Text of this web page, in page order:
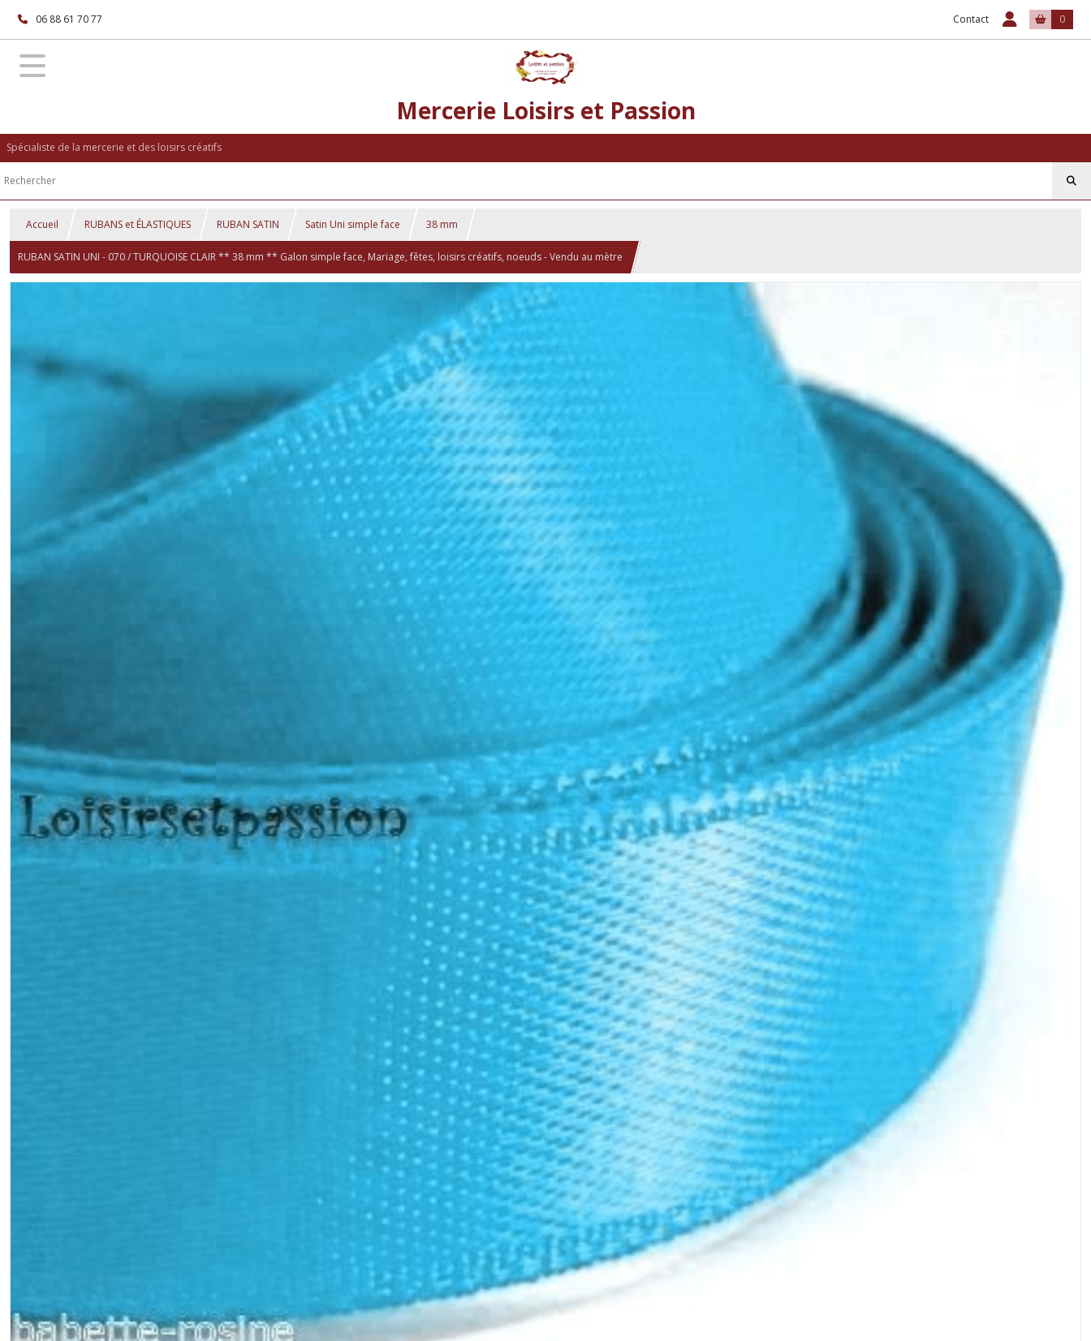
06 88 61 70 77 Contact 0
Mercerie Loisirs et Passion
Spécialiste de la mercerie et des loisirs créatifs
Accueil RUBANS et ÉLASTIQUES RUBAN SATIN Satin Uni simple face 38 mm
RUBAN SATIN UNI - 070 / TURQUOISE CLAIR ** 38 mm ** Galon simple face, Mariage, fêtes, loisirs créatifs, noeuds - Vendu au mètre